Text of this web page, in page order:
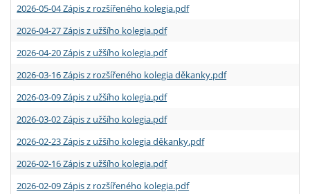
2026-05-04 Zápis z rozšířeného kolegia.pdf
2026-04-27 Zápis z užšího kolegia.pdf
2026-04-20 Zápis z užšího kolegia.pdf
2026-03-16 Zápis z rozšířeného kolegia děkanky.pdf
2026-03-09 Zápis z užšího kolegia.pdf
2026-03-02 Zápis z užšího kolegia.pdf
2026-02-23 Zápis z užšího kolegia děkanky.pdf
2026-02-16 Zápis z užšího kolegia.pdf
2026-02-09 Zápis z rozšířeného kolegia.pdf